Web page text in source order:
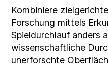
Kombiniere
Forschung mittels
Spieldurchlauf anders
wissenschaftliche
unerforschte